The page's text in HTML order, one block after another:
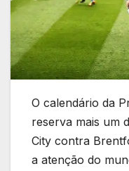
O calendário da
reserva mais um
City contra
a atenção do